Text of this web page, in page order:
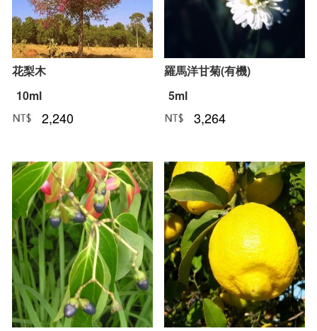
花梨木
10ml
NT﹕
2,240
羅馬洋甘菊(有機)
5ml
NT﹕
3,264